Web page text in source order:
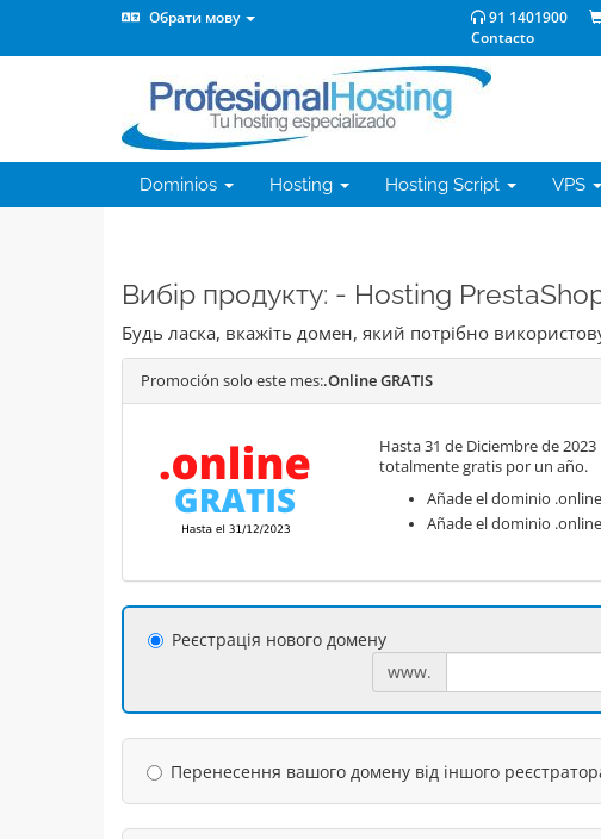
Обрати мову 91 1401900
Contacto
Dominios Hosting Hosting Script VPS
Вибір продукту: - Hosting
Будь ласка, вкажіть домен, який потрібно
Promoción solo este mes:.Online GRATIS
Hasta 31 de Diciembre de
totalmente gratis por un año.
Añade el dominio
Añade el dominio
Реєстрація нового домену
www.
Перенесення вашого домену від іншого